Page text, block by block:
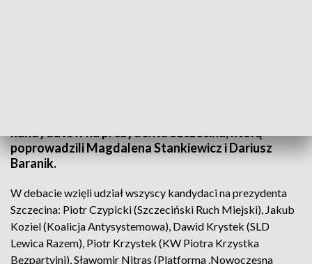
kandydatów na prezydenta Szczecina, którą
poprowadzili Magdalena Stankiewicz i Dariusz
Baranik.
W debacie wzięli udział wszyscy kandydaci na prezydenta
Szczecina: Piotr Czypicki (Szczeciński Ruch Miejski), Jakub
Koziel (Koalicja Antysystemowa), Dawid Krystek (SLD
Lewica Razem), Piotr Krzystek (KW Piotra Krzystka
Bezpartyjni), Sławomir Nitras (Platforma .Nowoczesna